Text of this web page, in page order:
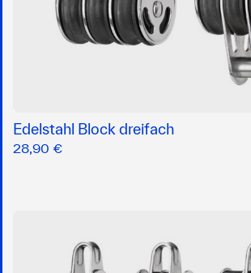
Edelstahl Block dreifach
28,90 €